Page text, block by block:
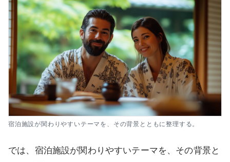
宿泊施設が関わりやすいテーマを、その背景とともに整理する。
では、宿泊施設が関わりやすいテーマを、その背景と